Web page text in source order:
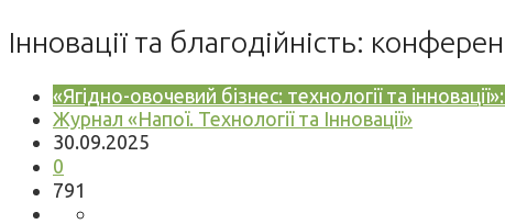
Інновації та благодійність:
«Ягідно-овочевий бізнес: технології та
Журнал «Напої. Технології та Інновації»
30.09.2025
0
791